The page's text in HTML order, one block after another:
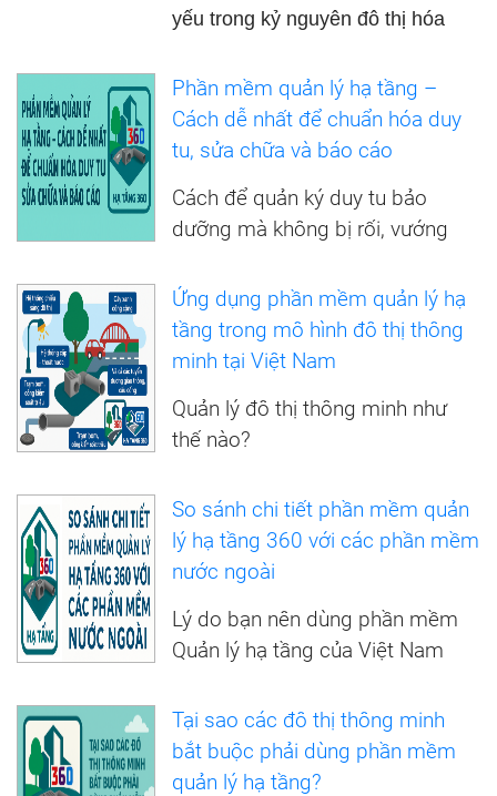
yếu trong kỷ nguyên đô thị hóa
Phần mềm quản lý hạ tầng –
Cách dễ nhất để chuẩn hóa duy
tu, sửa chữa và báo cáo
Cách để quản ký duy tu bảo
dưỡng mà không bị rối, vướng
Ứng dụng phần mềm quản lý hạ
tầng trong mô hình đô thị thông
minh tại Việt Nam
Quản lý đô thị thông minh như
thế nào?
So sánh chi tiết phần mềm quản
lý hạ tầng 360 với các phần mềm
nước ngoài
Lý do bạn nên dùng phần mềm
Quản lý hạ tầng của Việt Nam
Tại sao các đô thị thông minh
bắt buộc phải dùng phần mềm
quản lý hạ tầng?